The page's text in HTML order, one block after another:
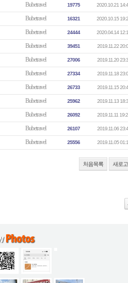
Bubetravel 19775 2020.10.21
Bubetravel 16321 2020.10.15
Bubetravel 24444 2020.04.14
Bubetravel 39451 2019.11.22
Bubetravel 27006 2019.11.20
Bubetravel 27334 2019.11.18
Bubetravel 26733 2019.11.15
Bubetravel 25962 2019.11.13
Bubetravel 26092 2019.11.11
Bubetravel 26107 2019.11.06
Bubetravel 25556 2019.11.05
처음목록 새로